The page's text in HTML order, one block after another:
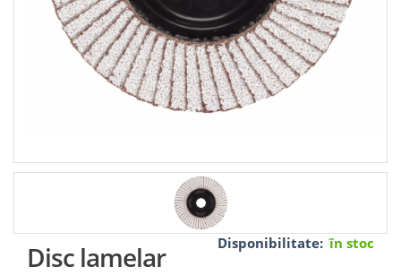
Disponibilitate: în stoc
Disc lamelar